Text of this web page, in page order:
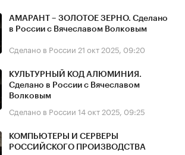
АМАРАНТ – ЗОЛОТОЕ ЗЕРНО. Сделано
в России с Вячеславом Волковым
Сделано в России 21 окт 2025, 09:20
КУЛЬТУРНЫЙ КОД АЛЮМИНИЯ.
Сделано в России с Вячеславом
Волковым
Сделано в России 14 окт 2025, 09:25
КОМПЬЮТЕРЫ И СЕРВЕРЫ
РОССИЙСКОГО ПРОИЗВОДСТВА